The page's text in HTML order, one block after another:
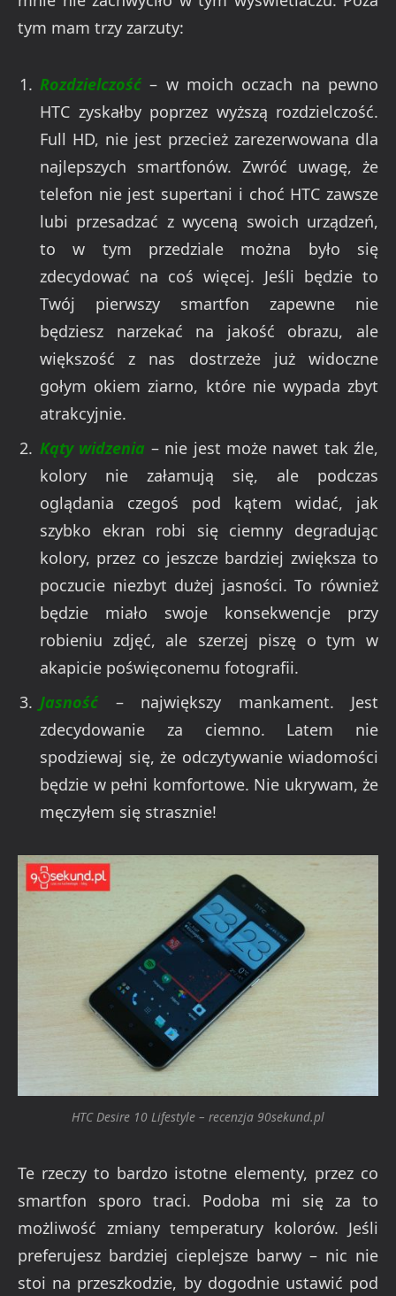
tym mam trzy zarzuty:
Rozdzielczość – w moich oczach na pewno
HTC zyskałby poprzez wyższą rozdzielczość.
Full HD, nie jest przecież zarezerwowana dla
najlepszych smartfonów. Zwróć uwagę, że
telefon nie jest supertani i choć HTC zawsze
lubi przesadzać z wyceną swoich urządzeń,
to w tym przedziale można było się
zdecydować na coś więcej. Jeśli będzie to
Twój pierwszy smartfon zapewne nie
będziesz narzekać na jakość obrazu, ale
większość z nas dostrzeże już widoczne
gołym okiem ziarno, które nie wypada zbyt
atrakcyjnie.
Kąty widzenia – nie jest może nawet tak źle,
kolory nie załamują się, ale podczas
oglądania czegoś pod kątem widać, jak
szybko ekran robi się ciemny degradując
kolory, przez co jeszcze bardziej zwiększa to
poczucie niezbyt dużej jasności. To również
będzie miało swoje konsekwencje przy
robieniu zdjęć, ale szerzej piszę o tym w
akapicie poświęconemu fotografii.
Jasność – największy mankament. Jest
zdecydowanie za ciemno. Latem nie
spodziewaj się, że odczytywanie wiadomości
będzie w pełni komfortowe. Nie ukrywam, że
męczyłem się strasznie!
HTC Desire 10 Lifestyle – recenzja 90sekund.pl
Te rzeczy to bardzo istotne elementy, przez co
smartfon sporo traci. Podoba mi się za to
możliwość zmiany temperatury kolorów. Jeśli
preferujesz bardziej cieplejsze barwy – nic nie
stoi na przeszkodzie, by dogodnie ustawić pod